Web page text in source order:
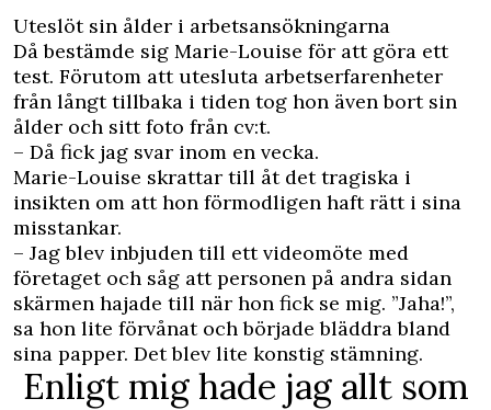
Uteslöt sin ålder i arbetsansökningarna
Då bestämde sig Marie-Louise för att göra ett
test. Förutom att utesluta arbetserfarenheter
från långt tillbaka i tiden tog hon även bort sin
ålder och sitt foto från cv:t.
– Då fick jag svar inom en vecka.
Marie-Louise skrattar till åt det tragiska i
insikten om att hon förmodligen haft rätt i sina
misstankar.
– Jag blev inbjuden till ett videomöte med
företaget och såg att personen på andra sidan
skärmen hajade till när hon fick se mig. ”Jaha!”,
sa hon lite förvånat och började bläddra bland
sina papper. Det blev lite konstig stämning.
Enligt mig hade jag allt som